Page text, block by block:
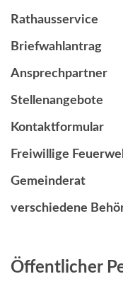
Rathausservice
Briefwahlantrag
Ansprechpartner
Stellenangebote
Kontaktformular
Freiwillige
Gemeinderat
verschiedene
Öffentlicher